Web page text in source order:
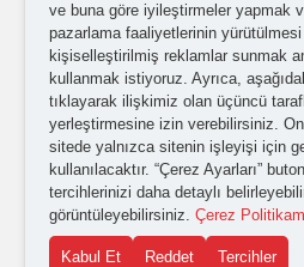
olabilmem için tarafıma
gönderilmesini kabul
Kişisel verilerimin işlenmesine
açık rıza metni 'ni okudum,
ve buna göre iyileştirmeler yapmak
pazarlama faaliyetlerinin
kişiselleştirilmiş reklamlar sunmak
kullanmak istiyoruz. Ayrıca,
tıklayarak ilişkimiz olan üçüncü
yerleştirmesine izin verebilirsiniz.
sitede yalnızca sitenin işleyişi için
kullanılacaktır. “Çerez Ayarları”
tercihlerinizi daha detaylı
görüntüleyebilirsiniz. Çerez
Kabul Et Reddet Tercihler